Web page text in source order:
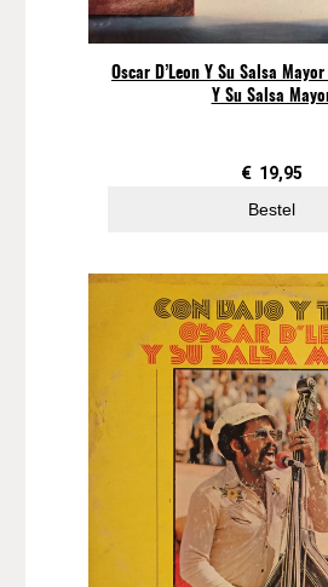
Oscar D’Leon Y Su Salsa Mayor
Y Su Salsa
€ 19,95
Bestel